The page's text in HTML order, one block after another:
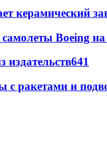
керамический
Boeing
641
с ракетами и